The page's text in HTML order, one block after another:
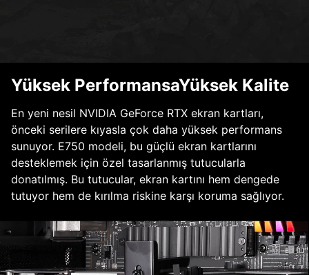
Yüksek PerformansaYüksek Kalite
En yeni nesil NVIDIA GeForce RTX ekran kartları,
önceki serilere kıyasla çok daha yüksek performans
sunuyor. E750 modeli, bu güçlü ekran kartlarını
desteklemek için özel tasarlanmış tutucularla
donatılmış. Bu tutucular, ekran kartını hem dengede
tutuyor hem de kırılma riskine karşı koruma sağlıyor.